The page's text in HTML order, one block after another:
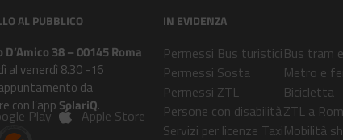
AL PUBBLICO
D’Amico 38 – 00145 Roma
al venerdì 8.30 -16
da
con l’app SolariQ.
Play Apple Store
IN EVIDENZA
Permessi Bus turistici
Permessi Sosta
Permessi ZTL
Persone con disabilità
Servizi per licenze Taxi
Bus tram
Metro e
Bicicletta
ZTL a
Mobilità